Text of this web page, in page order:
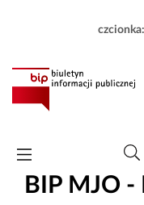
czcionka:
BIP MJO